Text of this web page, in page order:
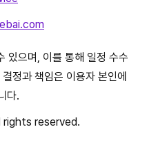
있으며, 이를 통해 일정 수수
정과 책임은 이용자 본인에
다.
reserved.